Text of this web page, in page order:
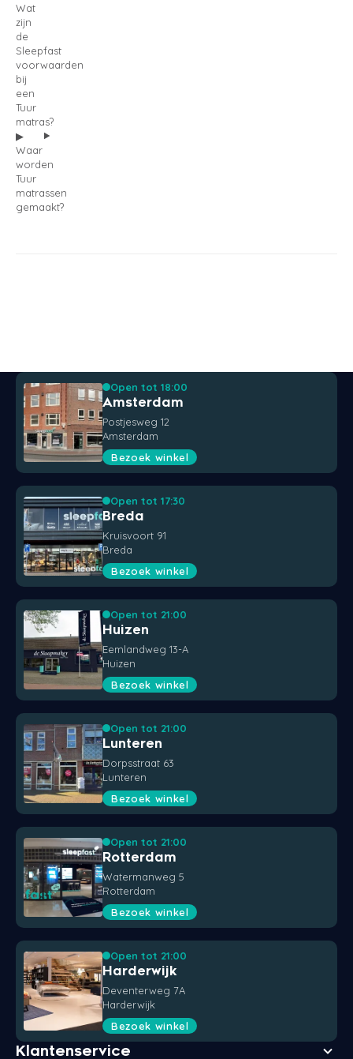
Wat
zijn
de
Sleepfast
voorwaarden
bij
een
Tuur
matras?
Waar
worden
Tuur
matrassen
gemaakt?
Open tot 18:00
Amsterdam
Postjesweg 12
Amsterdam
Bezoek winkel
Open tot 17:30
Breda
Kruisvoort 91
Breda
Bezoek winkel
Open tot 21:00
Huizen
Eemlandweg 13-A
Huizen
Bezoek winkel
Open tot 21:00
Lunteren
Dorpsstraat 63
Lunteren
Bezoek winkel
Open tot 21:00
Rotterdam
Watermanweg 5
Rotterdam
Bezoek winkel
Open tot 21:00
Harderwijk
Deventerweg 7A
Harderwijk
Bezoek winkel
Klantenservice